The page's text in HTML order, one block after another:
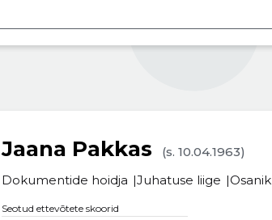
Jaana Pakkas
(s. 10.04.1963)
Dokumentide hoidja
Juhatuse liige Osanik
Seotud ettevõtete skoorid